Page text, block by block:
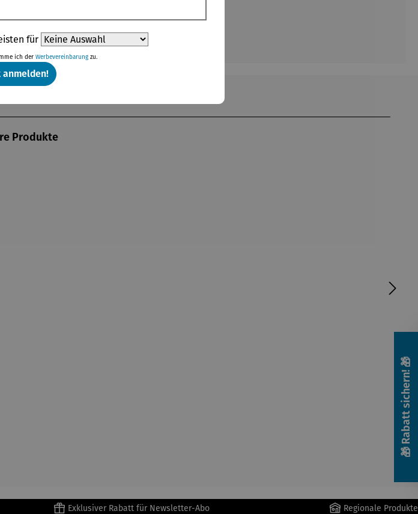
Produkte
Exklusiver Rabatt für Newsletter-Abo Regionale Produkte
🎁 Rabatt sichern! 🎁
für
ich der Werbevereinbarungzu.
anmelden!